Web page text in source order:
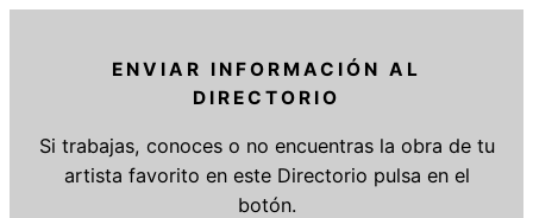
ENVIAR INFORMACIÓN AL
DIRECTORIO
Si trabajas, conoces o no encuentras la obra de tu
artista favorito en este Directorio pulsa en el
botón.